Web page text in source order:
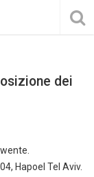
dei
Hapoel Tel Aviv.